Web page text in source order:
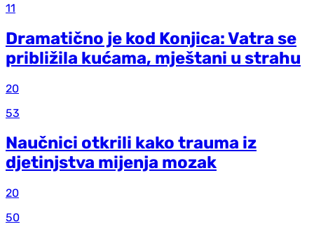
11
Dramatično je kod Konjica: Vatra se
približila kućama, mještani u strahu
20
53
Naučnici otkrili kako trauma iz
d‌jetinjstva mijenja mozak
20
50